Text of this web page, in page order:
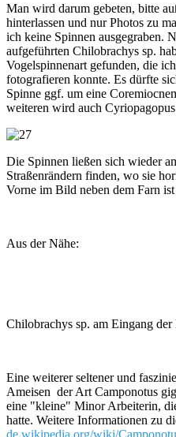
Man wird darum gebeten, bitte
hinterlassen und nur Photos zu
ich keine Spinnen ausgegraben.
aufgeführten Chilobrachys sp.
Vogelspinnenart gefunden, die
fotografieren konnte. Es dürfte
Spinne ggf. um eine
weiteren wird auch
Die Spinnen ließen sich wieder
Straßenrändern finden, wo sie
Vorne im Bild neben dem Farn
Aus der Nähe:
Chilobrachys sp. am Eingang der
Eine weiterer seltener und
Ameisen der Art Camponotus
eine "kleine" Minor Arbeiterin,
hatte. Weitere Informationen zu
de.wikipedia.org/wiki/